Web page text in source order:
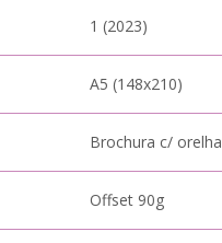
1 (2023)
A5 (148x210)
Brochura c/ orelha
Offset 90g